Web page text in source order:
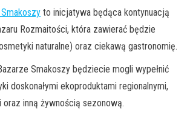
to inicjatywa będąca kontynuacją
Rozmaitości, która zawierać będzie
naturalne) oraz ciekawą gastronomię.
Smakoszy będziecie mogli wypełnić
doskonałymi ekoproduktami regionalnymi,
oraz inną żywnością sezonową.